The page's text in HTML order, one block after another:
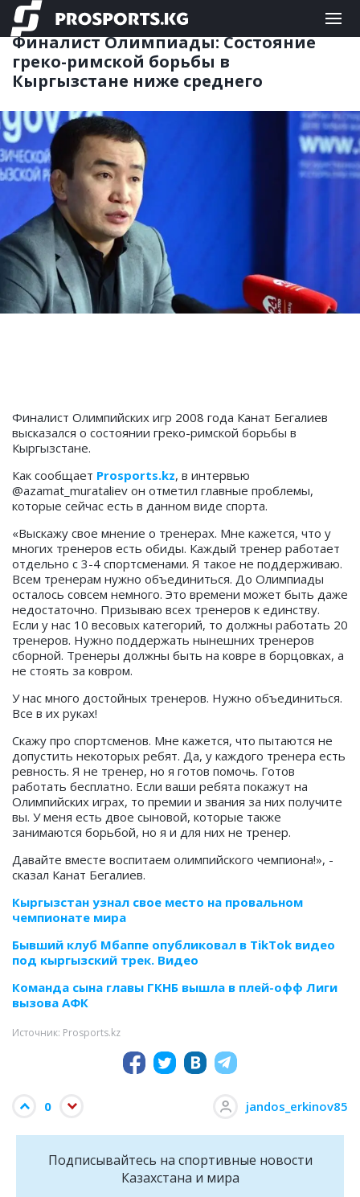
ЕДИНОБОРСТВА 07.11.2025 08:28
Финалист Олимпиады: Состояние
греко-римской борьбы в
Кыргызстане ниже среднего
Финалист Олимпийских игр 2008 года Канат Бегалиев
высказался о состоянии греко-римской борьбы в
Кыргызстане.
Как сообщает Prosports.kz, в интервью
@azamat_murataliev он отметил главные проблемы,
которые сейчас есть в данном виде спорта.
«Выскажу свое мнение о тренерах. Мне кажется, что у
многих тренеров есть обиды. Каждый тренер работает
отдельно с 3-4 спортсменами. Я такое не поддерживаю.
Всем тренерам нужно объединиться. До Олимпиады
осталось совсем немного. Это времени может быть даже
недостаточно. Призываю всех тренеров к единству.
Если у нас 10 весовых категорий, то должны работать 20
тренеров. Нужно поддержать нынешних тренеров
сборной. Тренеры должны быть на ковре в борцовках, а
не стоять за ковром.
У нас много достойных тренеров. Нужно объединиться.
Все в их руках!
Скажу про спортсменов. Мне кажется, что пытаются не
допустить некоторых ребят. Да, у каждого тренера есть
ревность. Я не тренер, но я готов помочь. Готов
работать бесплатно. Если ваши ребята покажут на
Олимпийских играх, то премии и звания за них получите
вы. У меня есть двое сыновой, которые также
занимаются борьбой, но я и для них не тренер.
Давайте вместе воспитаем олимпийского чемпиона!», -
сказал Канат Бегалиев.
Кыргызстан узнал свое место на провальном
чемпионате мира
Бывший клуб Мбаппе опубликовал в TikTok видео
под кыргызский трек. Видео
Команда сына главы ГКНБ вышла в плей-офф Лиги
вызова АФК
Источник: Prosports.kz
0 jandos_erkinov85
Подписывайтесь на cпортивные новости
Казахстана и мира